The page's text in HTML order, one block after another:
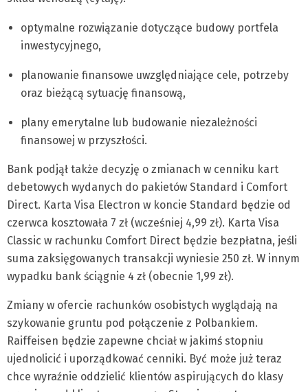
optymalne rozwiązanie dotyczące budowy portfela
inwestycyjnego,
planowanie finansowe uwzględniające cele, potrzeby
oraz bieżącą sytuację finansową,
plany emerytalne lub budowanie niezależności
finansowej w przyszłości.
Bank podjął także decyzję o zmianach w cenniku kart
debetowych wydanych do pakietów Standard i Comfort
Direct. Karta Visa Electron w koncie Standard będzie od
czerwca kosztowała 7 zł (wcześniej 4,99 zł). Karta Visa
Classic w rachunku Comfort Direct będzie bezpłatna, jeśli
suma zaksięgowanych transakcji wyniesie 250 zł. W innym
wypadku bank ściągnie 4 zł (obecnie 1,99 zł).
Zmiany w ofercie rachunków osobistych wyglądają na
szykowanie gruntu pod połączenie z Polbankiem.
Raiffeisen będzie zapewne chciał w jakimś stopniu
ujednolicić i uporządkować cenniki. Być może już teraz
chce wyraźnie oddzielić klientów aspirujących do klasy